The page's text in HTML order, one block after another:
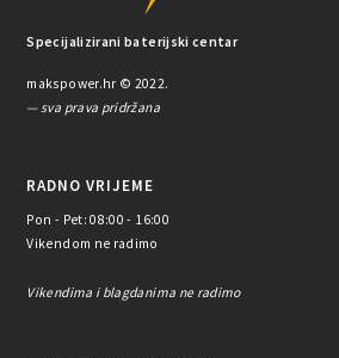
Specijalizirani baterijski centar
makspower.hr © 2022.
— sva prava pridržana
RADNO VRIJEME
Pon - Pet: 08:00 - 16:00
Vikendom ne radimo
Vikendima i blagdanima ne radimo